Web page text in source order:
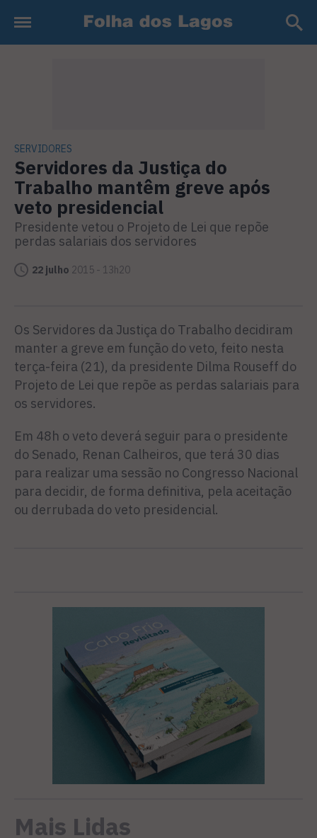
SERVIDORES
Servidores da Justiça do
Trabalho mantêm greve após
veto presidencial
Presidente vetou o Projeto de Lei que repõe
perdas salariais dos servidores
22 julho 2015 - 13h20
Os Servidores da Justiça do Trabalho decidiram
manter a greve em função do veto, feito nesta
terça-feira (21), da presidente Dilma Rouseff do
Projeto de Lei que repõe as perdas salariais para
os servidores.
Em 48h o veto deverá seguir para o presidente
do Senado, Renan Calheiros, que terá 30 dias
para realizar uma sessão no Congresso Nacional
para decidir, de forma definitiva, pela aceitação
ou derrubada do veto presidencial.
Mais Lidas